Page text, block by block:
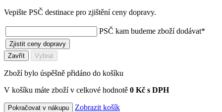
Vepište PSČ destinace pro zjištění ceny dopravy.
PSČ kam budeme zboží dodávat*
Zjistit ceny dopravy
Zavřít
Vybrat
Zboží bylo úspěšně přidáno do košíku
V košíku máte zboží v celkové hodnotě 0 Kč s DPH
Pokračovat v nákupu Zobrazit košík